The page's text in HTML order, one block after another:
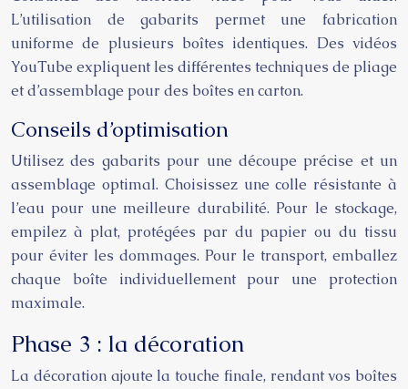
L’utilisation de gabarits permet une fabrication
uniforme de plusieurs boîtes identiques. Des vidéos
YouTube expliquent les différentes techniques de pliage
et d’assemblage pour des boîtes en carton.
Conseils d’optimisation
Utilisez des gabarits pour une découpe précise et un
assemblage optimal. Choisissez une colle résistante à
l’eau pour une meilleure durabilité. Pour le stockage,
empilez à plat, protégées par du papier ou du tissu
pour éviter les dommages. Pour le transport, emballez
chaque boîte individuellement pour une protection
maximale.
Phase 3 : la décoration
La décoration ajoute la touche finale, rendant vos boîtes